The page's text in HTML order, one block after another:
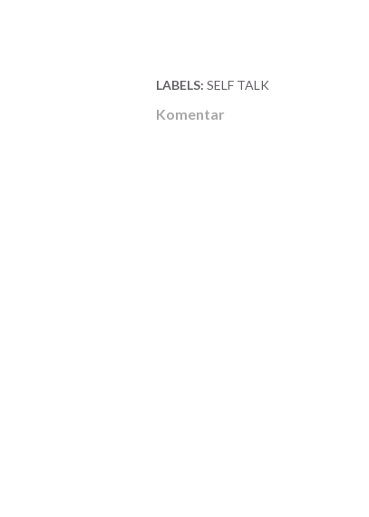
LABELS: SELF TALK
Komentar